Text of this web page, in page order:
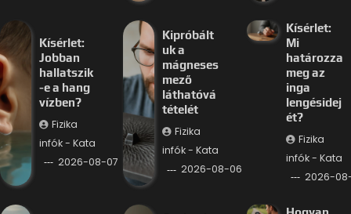
Kísérlet:
Jobban
hallatszik
-e a hang
vízben?
Fizika
infók - Kata
2026-08-07
Kipróbált
uk a
mágneses
mező
láthatóvá
tételét
Fizika
infók - Kata
2026-08-06
Kísérlet:
Mi
határozza
meg az
inga
lengésidej
ét?
Fizika
infók - Kata
2026-